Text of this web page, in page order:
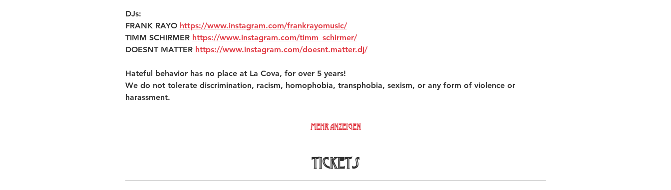
DJs:
FRANK RAYO https://www.instagram.com/frankrayomusic/
TIMM SCHIRMER https://www.instagram.com/timm_schirmer/
DOESNT MATTER https://www.instagram.com/doesnt.matter.dj/
Hateful behavior has no place at La Cova, for over 5 years!
We do not tolerate discrimination, racism, homophobia, transphobia, sexism, or any form of violence or
harassment.
Mehr anzeigen
Tickets